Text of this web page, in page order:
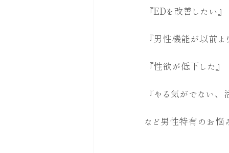
『EDを改善したい』
『男性機能が以前
『性欲が低下した』
『やる気がでない
など男性特有のお悩